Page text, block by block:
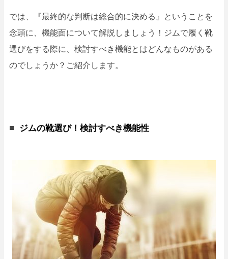
では、『最終的な判断は総合的に決める』ということを
念頭に、機能面について解説しましょう！ジムで履く靴
選びをする際に、検討すべき機能とはどんなものがある
のでしょうか？ご紹介します。
ジムの靴選び！検討すべき機能性